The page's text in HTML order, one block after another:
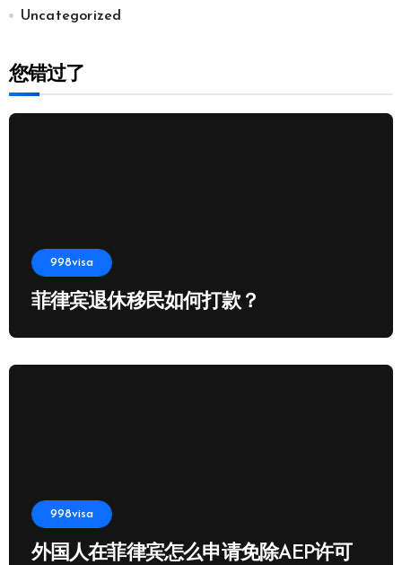
Uncategorized
您错过了
998visa
菲律宾退休移民如何打款？
998visa
外国人在菲律宾怎么申请免除AEP许可